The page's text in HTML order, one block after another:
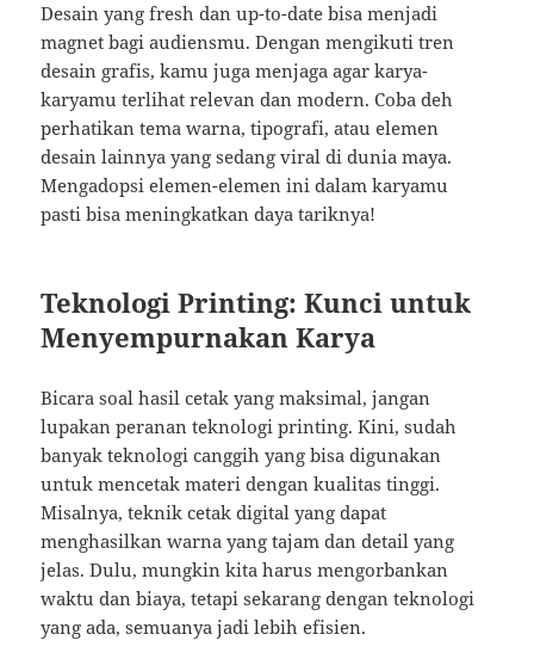
Desain yang fresh dan up-to-date bisa menjadi
magnet bagi audiensmu. Dengan mengikuti tren
desain grafis, kamu juga menjaga agar karya-
karyamu terlihat relevan dan modern. Coba deh
perhatikan tema warna, tipografi, atau elemen
desain lainnya yang sedang viral di dunia maya.
Mengadopsi elemen-elemen ini dalam karyamu
pasti bisa meningkatkan daya tariknya!
Teknologi Printing: Kunci untuk
Menyempurnakan Karya
Bicara soal hasil cetak yang maksimal, jangan
lupakan peranan teknologi printing. Kini, sudah
banyak teknologi canggih yang bisa digunakan
untuk mencetak materi dengan kualitas tinggi.
Misalnya, teknik cetak digital yang dapat
menghasilkan warna yang tajam dan detail yang
jelas. Dulu, mungkin kita harus mengorbankan
waktu dan biaya, tetapi sekarang dengan teknologi
yang ada, semuanya jadi lebih efisien.